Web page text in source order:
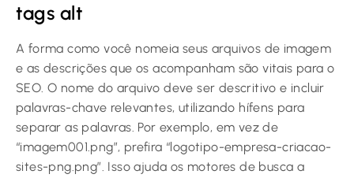
tags alt
A forma como você nomeia seus arquivos de imagem
e as descrições que os acompanham são vitais para o
SEO. O nome do arquivo deve ser descritivo e incluir
palavras-chave relevantes, utilizando hífens para
separar as palavras. Por exemplo, em vez de
“imagem001.png”, prefira “logotipo-empresa-criacao-
sites-png.png”. Isso ajuda os motores de busca a